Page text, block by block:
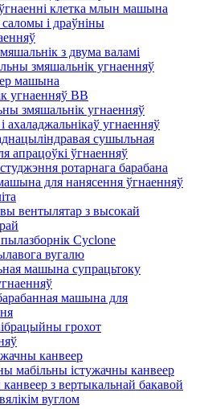
клетка млын машына
саломы і драўніны
з двума валамі
змяшальнік угнаенняў
машына
угнаенняў BB
змяшальнік угнаенняў
угнаенняў
сушыльная
апрацоўкі ўгнаенняў
ротарнага барабана
для нанясення ўгнаенняў
вентылятар з высокай
Cyclone
вугалю
машына супрацьтоку
машына для
грохот
канвеер
мабільны істужачны канвеер
з вертыкальнай бакавой
вуглом